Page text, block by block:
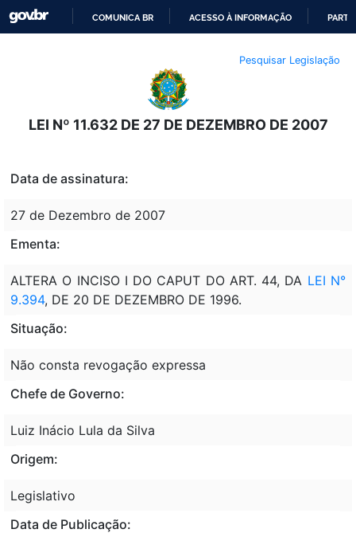
O
CONTEÚDO
COMUNICA BR ACESSO À INFORMAÇÃO
Pesquisar Legislação
LEI Nº 11.632 DE 27 DE DEZEMBRO DE 2007
Data de assinatura:
27 de Dezembro de 2007
Ementa:
ALTERA O INCISO I DO CAPUT DO ART. 44, DA LEI N°
9.394, DE 20 DE DEZEMBRO DE 1996.
Situação:
Não consta revogação expressa
Chefe de Governo:
Luiz Inácio Lula da Silva
Origem:
Legislativo
Data de Publicação: